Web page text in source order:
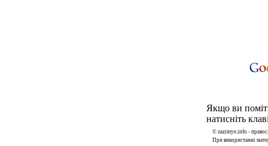
Якщо ви
натисніть
© zazimye.info -
При використанні